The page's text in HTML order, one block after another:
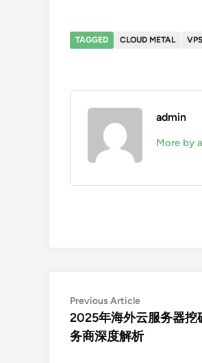
TAGGED CLOUD METAL
admin
More by
文
章
导
Previous ArticlePrevious
article:
2025年海外云服务器挖
务商深度解析